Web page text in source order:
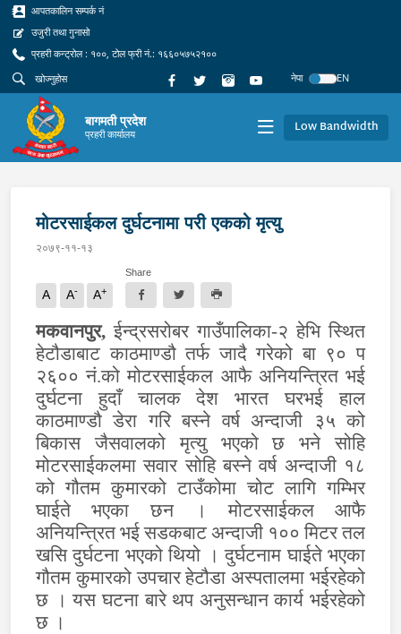
आपतकालिन सम्पर्क नं
उजुरी तथा गुनासो
प्रहरी कन्ट्रोल : १००, टोल फ्री नं.: १६६०५७५२१००
नेपा
EN
बागमती प्रदेश
प्रहरी कार्यालय Low Bandwidth
मोटरसाईकल दुर्घटनामा परी एकको मृत्यु
२०७९-११-१३
A A- A+
Share
मकवानपुर, ईन्द्रसरोबर गाउँपालिका-२ हेभि स्थित
हेटौडाबाट काठमाण्डौ तर्फ जादै गरेको बा ९० प
२६०० नं.को मोटरसाईकल आफै अनियन्त्रित भई
दुर्घटना हुदाँ चालक देश भारत घरभई हाल
काठमाण्डौ डेरा गरि बस्ने वर्ष अन्दाजी ३५ को
बिकास जैसवालको मृत्यु भएको छ भने सोहि
मोटरसाईकलमा सवार सोहि बस्ने वर्ष अन्दाजी १८
को गौतम कुमारको टाउँकोमा चोट लागि गम्भिर
घाईते भएका छन । मोटरसाईकल आफै
अनियन्त्रित भई सडकबाट अन्दाजी १०० मिटर तल
खसि दुर्घटना भएको थियो । दुर्घटनाम घाईते भएका
गौतम कुमारको उपचार हेटौडा अस्पतालमा भईरहेको
छ । यस घटना बारे थप अनुसन्धान कार्य भईरहेको
छ ।